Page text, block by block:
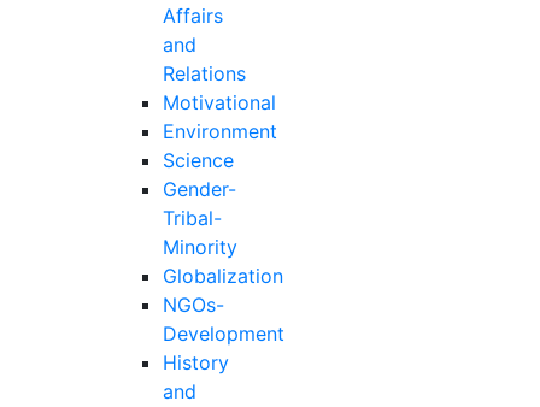
Affairs
and
Relations
Motivational
Environment
Science
Gender-
Tribal-
Minority
Globalization
NGOs-
Development
History
and